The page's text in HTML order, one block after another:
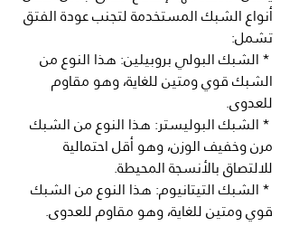
أنواع الشبك المستخدمة لتجنب عودة الفتق
تشمل:
* الشبك البولي بروبيلين: هذا النوع من
الشبك قوي ومتين للغاية، وهو مقاوم
للعدوى.
* الشبك البوليستر: هذا النوع من الشبك
مرن وخفيف الوزن، وهو أقل احتمالية
للالتصاق بالأنسجة المحيطة.
* الشبك التيتانيوم: هذا النوع من الشبك
قوي ومتين للغاية، وهو مقاوم للعدوى.